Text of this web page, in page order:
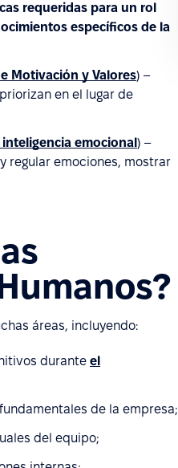
requeridas para un rol
específicos de la
Motivación y Valores) –
en el lugar de
inteligencia emocional) –
regular emociones, mostrar
áreas, incluyendo:
durante el
de la empresa;
del equipo;